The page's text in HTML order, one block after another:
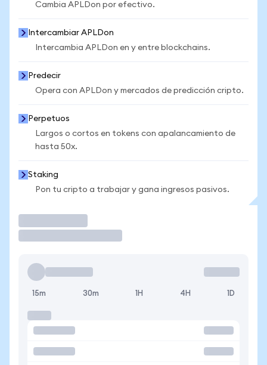
Cambia APLDon por efectivo.
Intercambiar APLDon
Intercambia APLDon en y entre blockchains.
Predecir
Opera con APLDon y mercados de predicción cripto.
Perpetuos
Largos o cortos en tokens con apalancamiento de
hasta 50x.
Staking
Pon tu cripto a trabajar y gana ingresos pasivos.
15m 30m 1H 4H 1D